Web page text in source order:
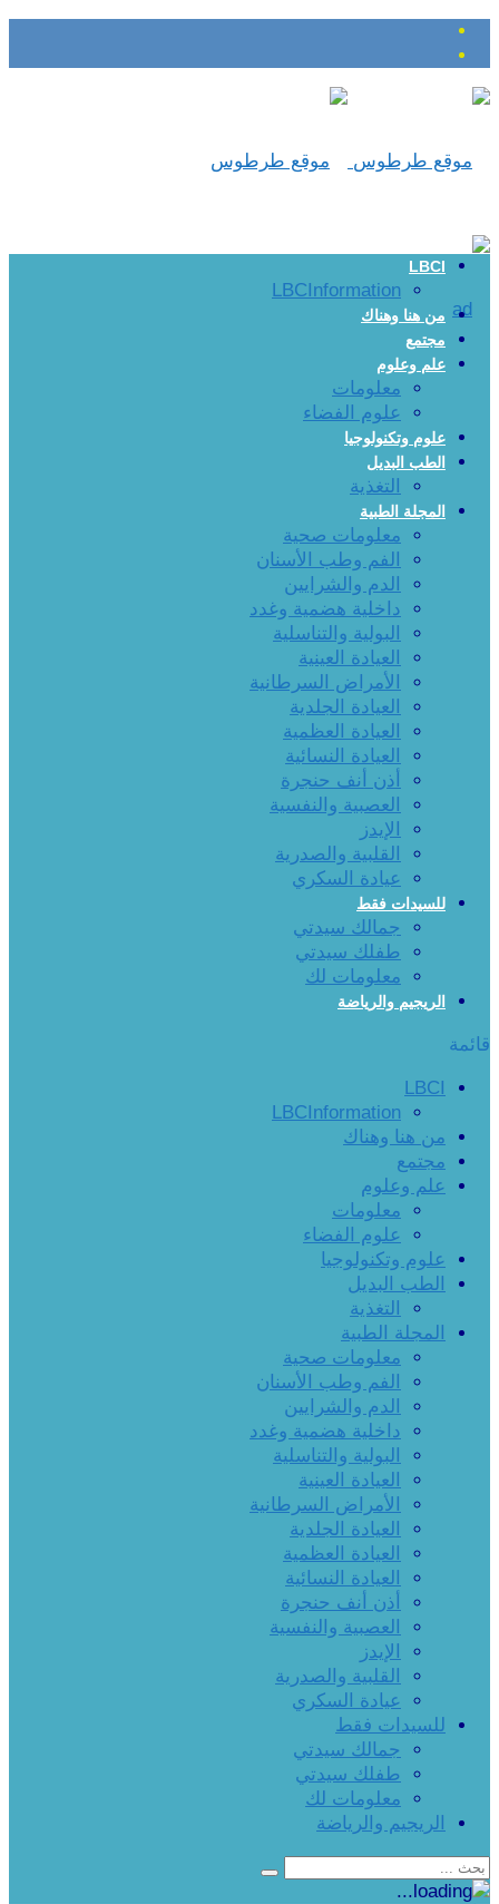
LBCI
LBCInformation
من هنا وهناك
مجتمع
علم وعلوم
معلومات
علوم الفضاء
علوم وتكنولوجيا
الطب البديل
التغذية
المجلة الطبية
معلومات صحية
الفم وطب الأسنان
الدم والشرايين
داخلية هضمية وغدد
البولية والتناسلية
العيادة العينية
الأمراض السرطانية
العيادة الجلدية
العيادة العظمية
العيادة النسائية
أذن أنف حنجرة
العصبية والنفسية
الإيدز
القلبية والصدرية
عيادة السكري
للسيدات فقط
جمالك سيدتي
طفلك سيدتي
معلومات لك
الريجيم والرياضة
قائمة
LBCI
LBCInformation
من هنا وهناك
مجتمع
علم وعلوم
معلومات
علوم الفضاء
علوم وتكنولوجيا
الطب البديل
التغذية
المجلة الطبية
معلومات صحية
الفم وطب الأسنان
الدم والشرايين
داخلية هضمية وغدد
البولية والتناسلية
العيادة العينية
الأمراض السرطانية
العيادة الجلدية
العيادة العظمية
العيادة النسائية
أذن أنف حنجرة
العصبية والنفسية
الإيدز
القلبية والصدرية
عيادة السكري
للسيدات فقط
جمالك سيدتي
طفلك سيدتي
معلومات لك
الريجيم والرياضة